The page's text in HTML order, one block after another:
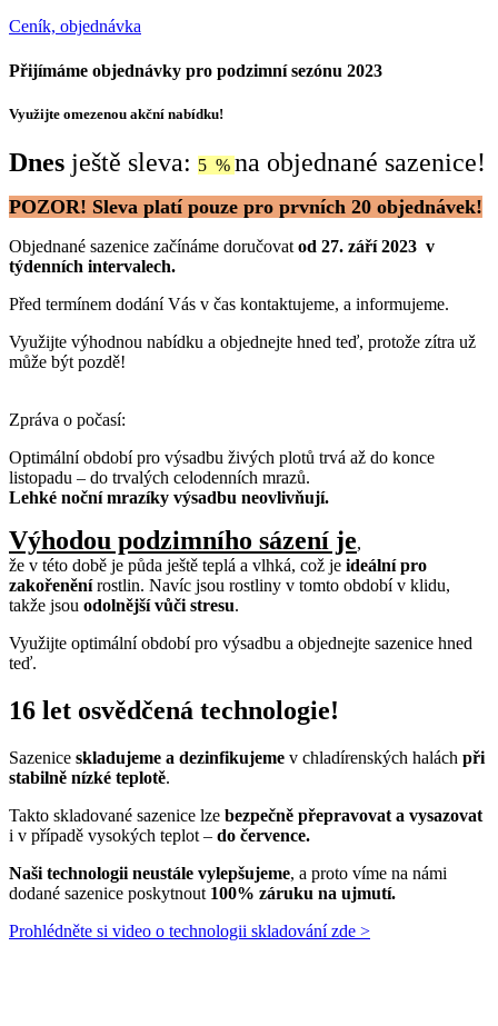
Ceník, objednávka
Přijímáme objednávky pro podzimní sezónu 2023
Využijte omezenou akční nabídku!
Dnes ještě sleva: 5 % na objednané sazenice!
POZOR! Sleva platí pouze pro prvních 20 objednávek!
Objednané sazenice začínáme doručovat od 27. září 2023 v
týdenních intervalech.
Před termínem dodání Vás v čas kontaktujeme, a informujeme.
Využijte výhodnou nabídku a objednejte hned teď, protože zítra už
může být pozdě!
Zpráva o počasí:
Optimální období pro výsadbu živých plotů trvá až do konce
listopadu – do trvalých celodenních mrazů.
Lehké noční mrazíky výsadbu neovlivňují.
Výhodou podzimního sázení je,
že v této době je půda ještě teplá a vlhká, což je ideální pro
zakořeněnírostlin. Navíc jsou rostliny v tomto období v klidu,
takže jsou odolnější vůči stresu.
Využijte optimální období pro výsadbu a objednejte sazenice hned
teď.
16 let osvědčená technologie!
Sazenice skladujeme a dezinfikujeme v chladírenských halách při
stabilně nízké teplotě.
Takto skladované sazenice lze bezpečně přepravovat a vysazovat
i v případě vysokých teplot – do července.
Naši technologii neustále vylepšujeme, a proto víme na námi
dodané sazenice poskytnout 100% záruku na ujmutí.
Prohlédněte si video o technologii skladování zde >